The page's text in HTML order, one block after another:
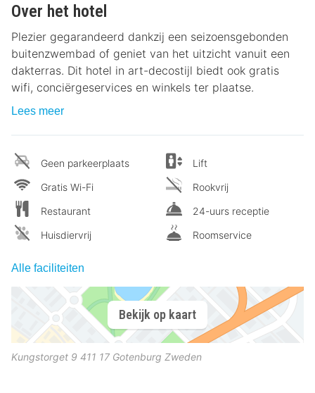
Over het hotel
Plezier gegarandeerd dankzij een seizoensgebonden
buitenzwembad of geniet van het uitzicht vanuit een
dakterras. Dit hotel in art-decostijl biedt ook gratis
wifi, conciërgeservices en winkels ter plaatse.
Lees meer
Geen parkeerplaats
Gratis Wi-Fi
Restaurant
Huisdiervrij
Lift
Rookvrij
24-uurs receptie
Roomservice
Alle faciliteiten
Bekijk op kaart
Kungstorget 9 411 17 Gotenburg Zweden